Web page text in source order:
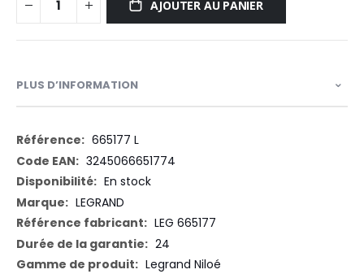
AJOUTER AU PANIER
PLUS D’INFORMATION
Plus
d’information
665177 L
3245066651774
En stock
LEGRAND
LEG 665177
24
Legrand Niloé